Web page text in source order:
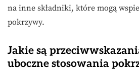
na inne składniki, które mogą
pokrzywy.
Jakie są
uboczne stosowania